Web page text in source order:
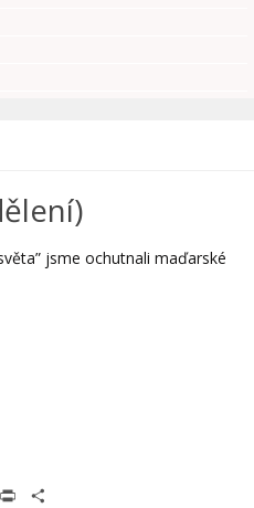
jsme ochutnali maďarské
Print